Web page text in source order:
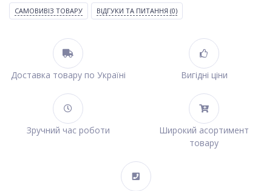
САМОВИВІЗ ТОВАРУ ВІДГУКИ ТА ПИТАННЯ (0)
Доставка товару по Україні Вигідні ціни
Зручний час роботи
Широкий асортимент
товару